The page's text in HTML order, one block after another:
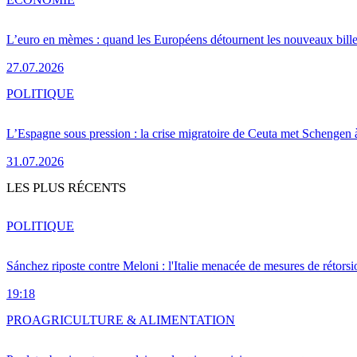
L’euro en mèmes : quand les Européens détournent les nouveaux
27.07.2026
L’Espagne sous pression : la crise migratoire de Ceuta met Schengen
31.07.2026
POLITIQUE
LES PLUS RÉCENTS
Sánchez riposte contre Meloni : l'Italie menacée de mesures de
19:18
POLITIQUE
PROAGRICULTURE & ALIMENTATION